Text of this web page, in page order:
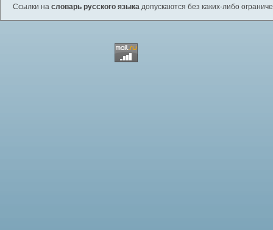
Ссылки на словарь русского языка допускаются без каких-либо